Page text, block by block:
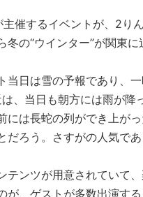
主催するイベントが、2り
の“ウインター”が関東に
当日は雪の予報であり、
、当日も朝方には雨が降
は長蛇の列ができ上が
ろう。さすがの人気であ
テンツが用意されていて
が、ゲストが多数出演す